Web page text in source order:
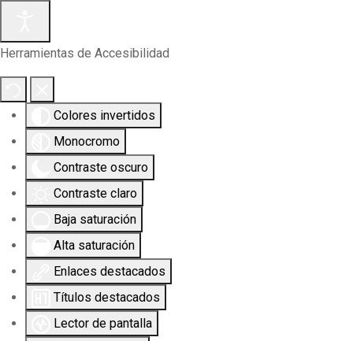
Herramientas de Accesibilidad
Colores invertidos
Monocromo
Contraste oscuro
Contraste claro
Baja saturación
Alta saturación
Enlaces destacados
Títulos destacados
Lector de pantalla